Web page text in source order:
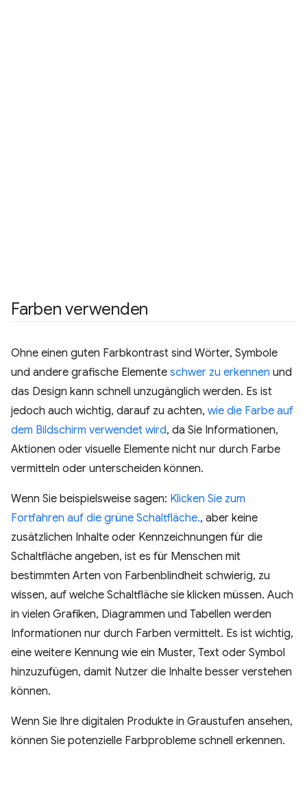
Farben verwenden
Ohne einen guten Farbkontrast sind Wörter, Symbole
und andere grafische Elemente schwer zu erkennen und
das Design kann schnell unzugänglich werden. Es ist
jedoch auch wichtig, darauf zu achten, wie die Farbe auf
dem Bildschirm verwendet wird, da Sie Informationen,
Aktionen oder visuelle Elemente nicht nur durch Farbe
vermitteln oder unterscheiden können.
Wenn Sie beispielsweise sagen: Klicken Sie zum
Fortfahren auf die grüne Schaltfläche., aber keine
zusätzlichen Inhalte oder Kennzeichnungen für die
Schaltfläche angeben, ist es für Menschen mit
bestimmten Arten von Farbenblindheit schwierig, zu
wissen, auf welche Schaltfläche sie klicken müssen. Auch
in vielen Grafiken, Diagrammen und Tabellen werden
Informationen nur durch Farben vermittelt. Es ist wichtig,
eine weitere Kennung wie ein Muster, Text oder Symbol
hinzuzufügen, damit Nutzer die Inhalte besser verstehen
können.
Wenn Sie Ihre digitalen Produkte in Graustufen ansehen,
können Sie potenzielle Farbprobleme schnell erkennen.